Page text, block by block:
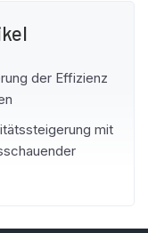
der Effizienz
mit